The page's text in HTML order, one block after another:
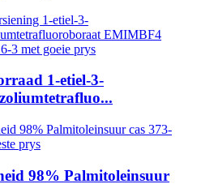
1-etiel-3-
98% Palmitoleinsuur